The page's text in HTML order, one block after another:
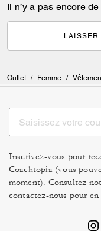
Il n’y a pas encore
LAISSER
Outlet / Femme /
Inscrivez-vous pour
Coachtopia (vous
moment). Consultez
contactez-nous pour